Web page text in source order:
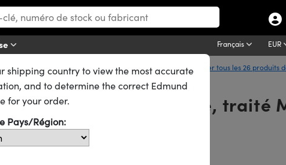
Français EUR
(PCV)
Afficher tous les 26 produits
Lentille Plano-Concave, traité
D’autres traitements
buttons to adjust the quantity.
,50
shipping country to view the most accurate
and to determine the correct Edmund
for your order.
Pays/Région: